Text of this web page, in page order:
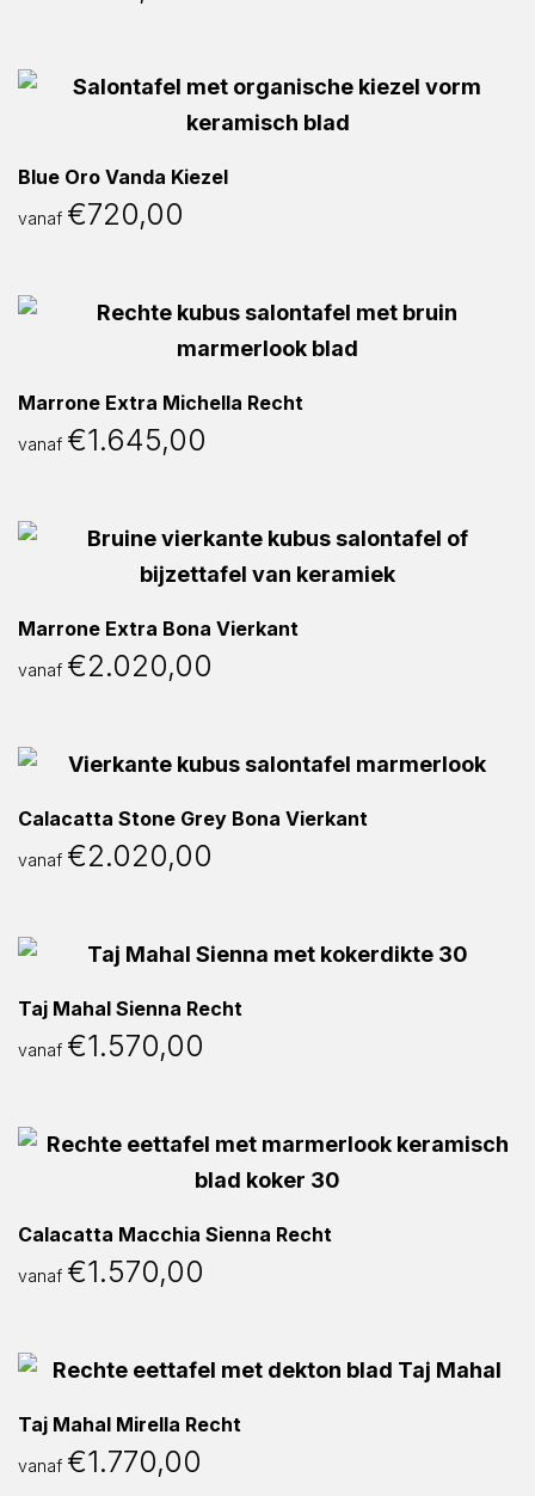
Blue Oro Vanda Kiezel
vanaf €720,00
Marrone Extra Michella Recht
vanaf €1.645,00
Marrone Extra Bona Vierkant
vanaf €2.020,00
Calacatta Stone Grey Bona Vierkant
vanaf €2.020,00
Taj Mahal Sienna Recht
vanaf €1.570,00
Calacatta Macchia Sienna Recht
vanaf €1.570,00
Taj Mahal Mirella Recht
vanaf €1.770,00